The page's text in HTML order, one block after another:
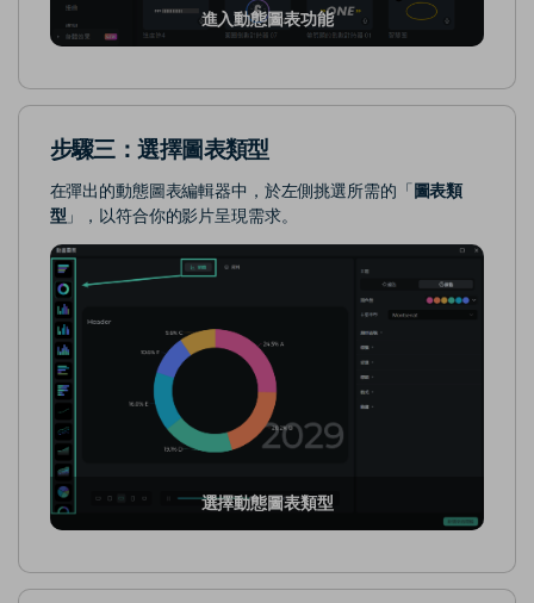
進入動態圖表功能
步驟三：選擇圖表類型
在彈出的動態圖表編輯器中，於左側挑選所需的「 圖表類
型 」，以符合你的影片呈現需求。
選擇動態圖表類型